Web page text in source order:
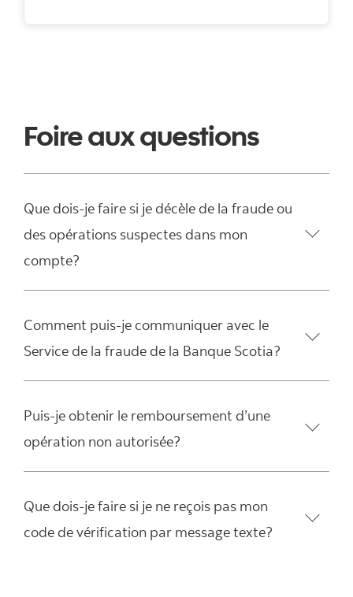
Foire aux questions
Que dois-je faire si je décèle de la fraude ou
des opérations suspectes dans mon
compte?
Comment puis-je communiquer avec le
Service de la fraude de la Banque Scotia?
Puis-je obtenir le remboursement d’une
opération non autorisée?
Que dois-je faire si je ne reçois pas mon
code de vérification par message texte?